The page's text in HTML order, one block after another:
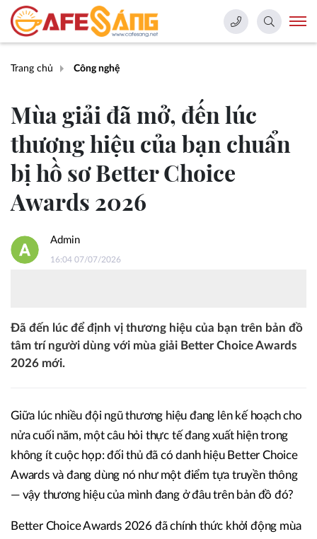
Trang chủ Công nghệ
Mùa giải đã mở, đến lúc
thương hiệu của bạn chuẩn
bị hồ sơ Better Choice
Awards 2026
Admin
16:04 07/07/2026
Đã đến lúc để định vị thương hiệu của bạn trên bản đồ
tâm trí người dùng với mùa giải Better Choice Awards
2026 mới.
Giữa lúc nhiều đội ngũ thương hiệu đang lên kế hoạch cho
nửa cuối năm, một câu hỏi thực tế đang xuất hiện trong
không ít cuộc họp: đối thủ đã có danh hiệu Better Choice
Awards và đang dùng nó như một điểm tựa truyền thông
— vậy thương hiệu của mình đang ở đâu trên bản đồ đó?
Better Choice Awards 2026 đã chính thức khởi động mùa